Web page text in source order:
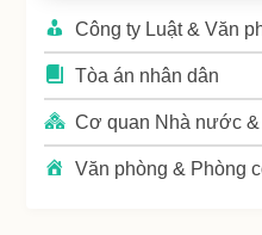
Công ty Luật & Văn
Tòa án nhân dân
Cơ quan Nhà nước
Văn phòng & Phòng